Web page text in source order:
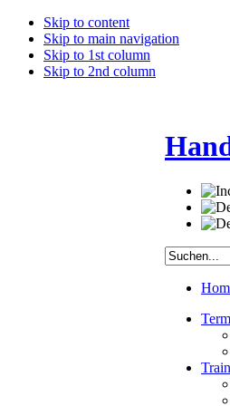
Skip to content
Skip to main navigation
Skip to 1st column
Skip to 2nd column